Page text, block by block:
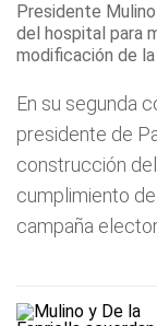
Presidente
del hospital para
modificación de
En su segunda
presidente de
construcción
cumplimiento
campaña